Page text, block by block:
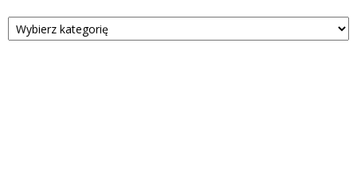
Kategorie